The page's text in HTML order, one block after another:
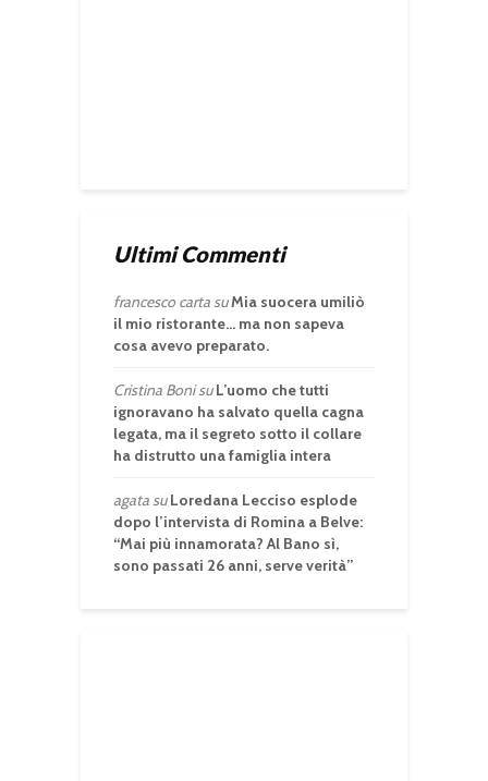
Ultimi Commenti
francesco cartasuMia suocera umiliò
il mio ristorante… ma non sapeva
cosa avevo preparato.
Cristina BonisuL’uomo che tutti
ignoravano ha salvato quella cagna
legata, ma il segreto sotto il collare
ha distrutto una famiglia intera
agatasuLoredana Lecciso esplode
dopo l’intervista di Romina a Belve:
“Mai più innamorata? Al Bano sì,
sono passati 26 anni, serve verità”